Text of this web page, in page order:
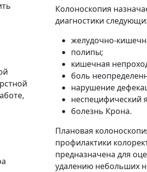
Колоноскопия
диагностики
желудочно-
полипы;
кишечная
боль
нарушение
неспецифический
болезнь Крона.
Плановая
профилактики
предназначена для
удалению небольших